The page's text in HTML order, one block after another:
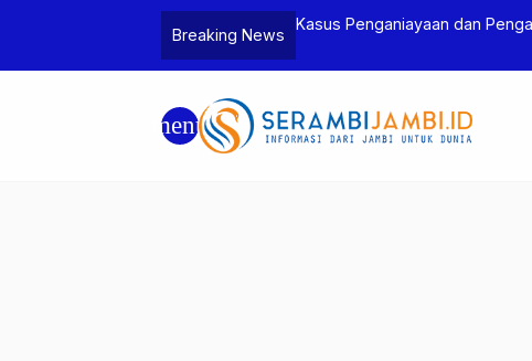
Breaking News
Kasus Penganiayaan dan
menu